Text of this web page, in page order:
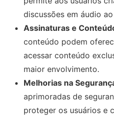
discussões em áudio
Assinaturas e
conteúdo podem
acessar conteúdo
maior envolvimento.
Melhorias na
aprimoradas de
proteger os usuários e